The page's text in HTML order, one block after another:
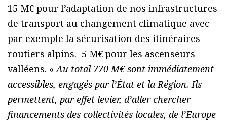
15 M€ pour l’adaptation de nos infrastructures
de transport au changement climatique avec
par exemple la sécurisation des itinéraires
routiers alpins. 5 M€ pour les ascenseurs
valléens. «Au total 770 M€ sont immédiatement
accessibles, engagés par l’État et la Région. Ils
permettent, par effet levier, d’aller chercher
financements des collectivités locales, de l’Europe